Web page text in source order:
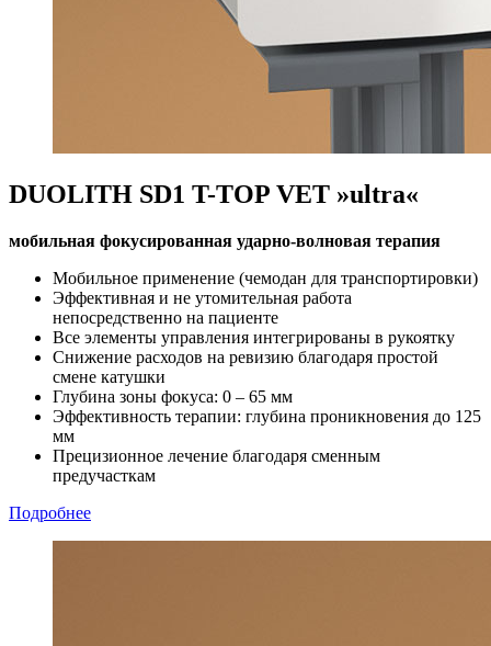
DUOLITH SD1 T-TOP VET »ultra«
мобильная фокусированная ударно-волновая терапия
Мобильное применение (чемодан для транспортировки)
Эффективная и не утомительная работа
непосредственно на пациенте
Все элементы управления интегрированы в рукоятку
Снижение расходов на ревизию благодаря простой
смене катушки
Глубина зоны фокуса: 0 – 65 мм
Эффективность терапии: глубина проникновения до 125
мм
Прецизионное лечение благодаря сменным
предучасткам
Подробнее